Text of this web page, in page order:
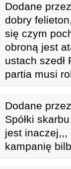
Dodane przez
dobry
się czym
obroną jest
ustach szedł
partia musi
Dodane przez
Spółki
jest inaczej,,,
kampanię